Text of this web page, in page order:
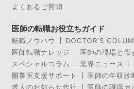
よくあるご質問
医師の転職お役立ちガイド
転職ノウハウ
DOCTOR’S
医師転職ナレッジ
医師の現場と働
スペシャルコラム
業界ニュース
開業医支援サポート
医師の年収診
求人のお知らせ代行
医師の職場カ